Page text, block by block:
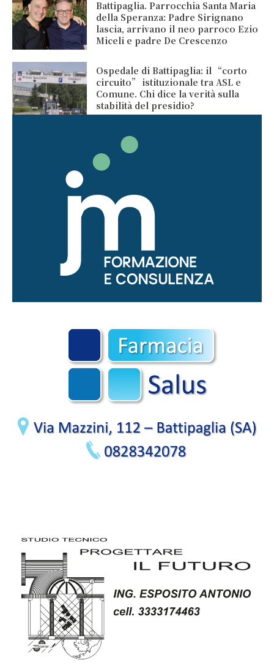
Battipaglia. Parrocchia Santa Maria
della Speranza: Padre Sirignano
lascia, arrivano il neo parroco Ezio
Miceli e padre De Crescenzo
Ospedale di Battipaglia: il “corto
circuito” istituzionale tra ASL e
Comune. Chi dice la verità sulla
stabilità del presidio?